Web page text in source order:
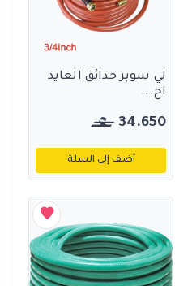
لي سوبر حدائق العايد
اح...
34.650
أضف إلى السلة